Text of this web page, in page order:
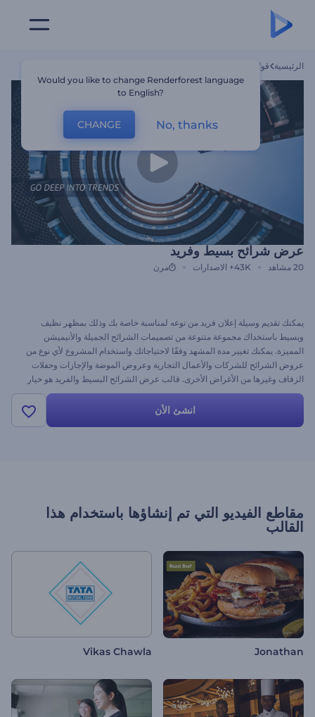
الرئيسية قوالب
عرض شرائح بسيط وفريد
20 مشاهد 43K+ الاصدارات مرن
يمكنك تقديم وسيلة إعلان فريد من نوعه لمناسبة خاصة بك وذلك بمظهر نظيف
وبسيط باستخداك مجموعة متنوعة من تصميمات الشرائح الجميلة والأنيميشن
المميزة. يمكنك تغيير مدة المشهد وفقًا لاحتياجاتك واستخدام المشروع لأي نوع من
عروض الشرائح للشركات والأعمال التجارية وعروض الموضة والإجازات وحفلات
الزفاف وغيرها من الأغراض الأخرى. قالب عرض الشرائح البسيط والفريد هو خيار
ملهم لاحتياجاتك للتصوير الفوتوغرافي. ارفع ملفات الميديا الخاصة بك واستخدم
لمسة خيالية لصنع أكثر مشروعات الفيديو الأصلية على الإطلاق!
انشئ الأن
مقاطع الفيديو التي تم إنشاؤها باستخدام هذا
القالب
Jonathan
Vikas Chawla
Would you like to change Renderforest language
to English?
CHANGE No, thanks